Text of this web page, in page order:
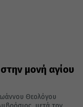
μονή αγίου
Θεολόγου